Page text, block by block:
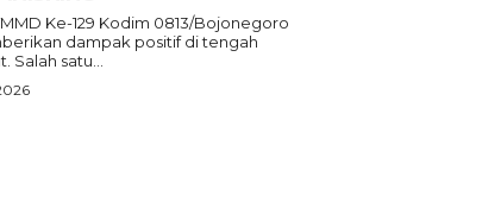
Ke-129 Kodim 0813/Bojonegoro
dampak positif di tengah
Salah satu...